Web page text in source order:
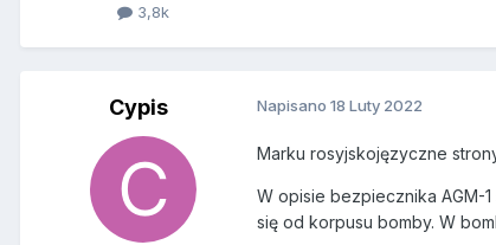
3,8k
Cypis Napisano 18 Luty 2022
Marku rosyjskojęzyczne
W opisie bezpiecznika AGM-
się od korpusu bomby. W